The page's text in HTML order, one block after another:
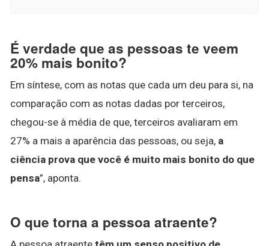
É verdade que as pessoas te veem
20% mais bonito?
Em síntese, com as notas que cada um deu para si, na
comparação com as notas dadas por terceiros,
chegou-se à média de que, terceiros avaliaram em
27% a mais a aparência das pessoas, ou seja, a
ciência prova que você é muito mais bonito do que
pensa”, aponta.
O que torna a pessoa atraente?